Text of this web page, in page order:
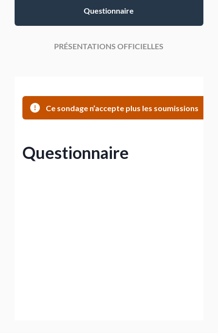
Questionnaire
PRÉSENTATIONS OFFICIELLES